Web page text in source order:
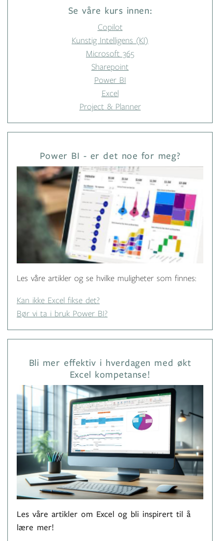
Se våre kurs innen:
Copilot
Kunstig Intelligens (KI)
Microsoft 365
Sharepoint
Power BI
Excel
Project & Planner
Power BI - er det noe for meg?
Les våre artikler og se hvilke muligheter som finnes:
Kan ikke Excel fikse det?
Bør vi ta i bruk Power BI?
Bli mer effektiv i hverdagen med økt
Excel kompetanse!
Les våre artikler om Excel og bli inspirert til å
lære mer!